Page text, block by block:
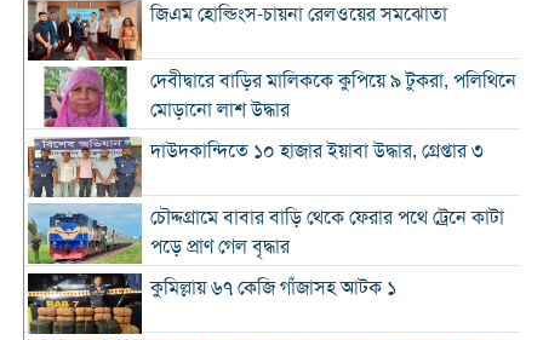
জিএম হোল্ডিংস-চায়না রেলওয়ের সমঝোতা
দেবীদ্বারে বাড়ির মালিককে কুপিয়ে ৯ টুকরা, পলিথিনে
মোড়ানো লাশ উদ্ধার
দাউদকান্দিতে ১০ হাজার ইয়াবা উদ্ধার, গ্রেপ্তার ৩
চৌদ্দগ্রামে বাবার বাড়ি থেকে ফেরার পথে ট্রেনে কাটা
পড়ে প্রাণ গেল বৃদ্ধার
কুমিল্লায় ৬৭ কেজি গাঁজাসহ আটক ১